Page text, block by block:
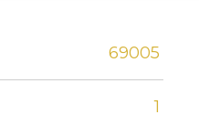
69005
1